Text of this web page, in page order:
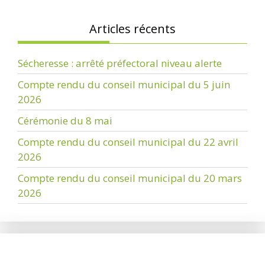
Articles récents
Sécheresse : arrêté préfectoral niveau alerte
Compte rendu du conseil municipal du 5 juin
2026
Cérémonie du 8 mai
Compte rendu du conseil municipal du 22 avril
2026
Compte rendu du conseil municipal du 20 mars
2026